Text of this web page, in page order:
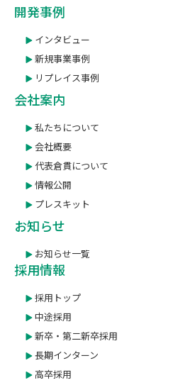
開発事例
インタビュー
新規事業事例
リプレイス事例
会社案内
私たちについて
会社概要
代表倉貫について
情報公開
プレスキット
お知らせ
お知らせ一覧
採用情報
採用トップ
中途採用
新卒・第二新卒採用
長期インターン
高卒採用